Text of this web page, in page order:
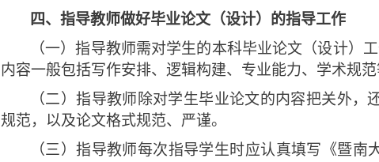
四、指导教师做好毕业论文（设计）的指导工作
（一）指导教师需对学生的本科毕业论文（设计）
内容一般包括写作安排、逻辑构建、专业能力、学术规范
（二）指导教师除对学生毕业论文的内容把关外
规范，以及论文格式规范、严谨。
（三）指导教师每次指导学生时应认真填写《暨